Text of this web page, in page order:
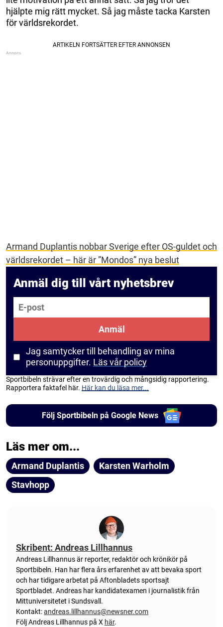
hjälpte mig rätt mycket. Så jag måste tacka Karsten
för världsrekordet.
Armand Duplantis nobbar Sverige efter OS-guldet och
världsrekordet – här är ”Mondos” nya beslut
Anmäl dig till vårt nyhetsbrev
E-post
Anmäl
Jag samtycker till behandling av mina
personuppgifter. Läs vår policy
Sportbibeln strävar efter en trovärdig och mångsidig rapportering.
Rapportera faktafel här. Här kan du läsa mer...
Följ Sportbibeln på Google News
Läs mer om...
Armand Duplantis
Karsten Warholm
Stavhopp
Skribent: Andreas Lillhannus
Andreas Lillhannus är reporter, redaktör och krönikör på
Sportbibeln. Han har flera års erfarenhet av att bevaka sport
och har tidigare arbetat på Aftonbladets sportsajt
Sportbladet. Andreas har kandidatexamen i journalistik från
Mittuniversitetet i Sundsvall.
Kontakt:andreas.lillhannus@newsner.com
Följ Andreas Lillhannus på X här.